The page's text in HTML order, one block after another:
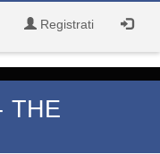
Registrati
THE